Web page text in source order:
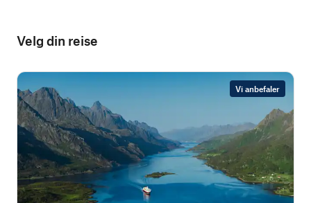
Velg din reise
Vi anbefaler